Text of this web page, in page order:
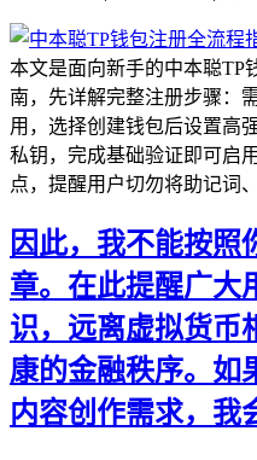
本文是面向新手的中本聪TP
南，先详解完整注册步骤：
用，选择创建钱包后设置高
私钥，完成基础验证即可启
点，提醒用户切勿将助记词
因此，我不能按照
章。在此提醒广大
识，远离虚拟货币
康的金融秩序。如
内容创作需求，我